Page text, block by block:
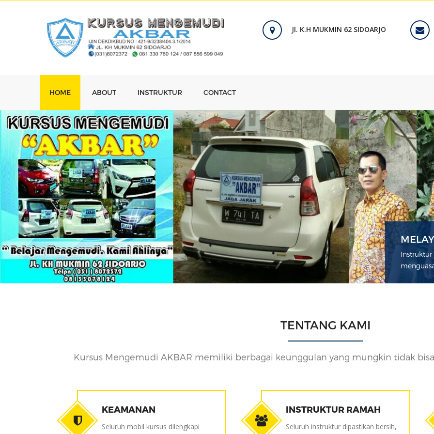
Jl. K.H MUKMIN 62 SIDOARJO
HOME ABOUT INSTRUKTUR CONTACT
memiliki
Instruktur
Instruktur
Sekolah
sampai
TENTANG KAMI
Kursus Mengemudi AKBAR memiliki berbagai keunggulan yang mungkin tidak
KEAMANAN
Seluruh mobil kursus dilengkapi
INSTRUKTUR RAMAH
Seluruh instruktur dipastikan bersih,